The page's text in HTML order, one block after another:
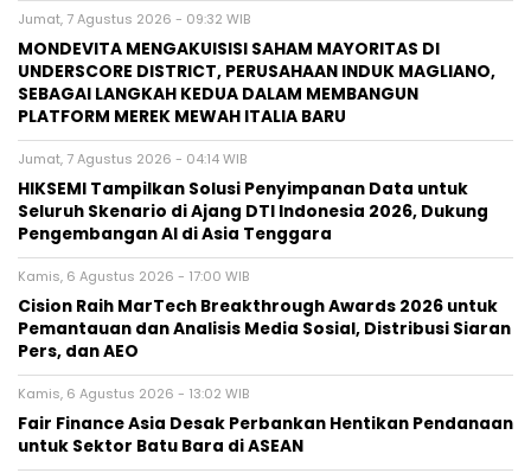
Jumat, 7 Agustus 2026 - 09:32 WIB
MONDEVITA MENGAKUISISI SAHAM MAYORITAS DI
UNDERSCORE DISTRICT, PERUSAHAAN INDUK MAGLIANO,
SEBAGAI LANGKAH KEDUA DALAM MEMBANGUN
PLATFORM MEREK MEWAH ITALIA BARU
Jumat, 7 Agustus 2026 - 04:14 WIB
HIKSEMI Tampilkan Solusi Penyimpanan Data untuk
Seluruh Skenario di Ajang DTI Indonesia 2026, Dukung
Pengembangan AI di Asia Tenggara
Kamis, 6 Agustus 2026 - 17:00 WIB
Cision Raih MarTech Breakthrough Awards 2026 untuk
Pemantauan dan Analisis Media Sosial, Distribusi Siaran
Pers, dan AEO
Kamis, 6 Agustus 2026 - 13:02 WIB
Fair Finance Asia Desak Perbankan Hentikan Pendanaan
untuk Sektor Batu Bara di ASEAN